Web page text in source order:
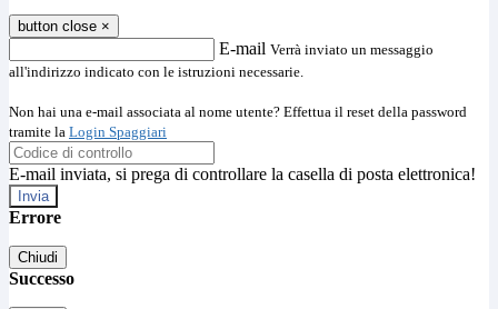
button close ×
E-mail Verrà inviato un messaggio
all'indirizzo indicato con le istruzioni necessarie.
Non hai una e-mail associata al nome utente? Effettua il reset della password
tramite la Login Spaggiari
E-mail inviata, si prega di controllare la casella di posta elettronica!
Errore
Chiudi
Successo